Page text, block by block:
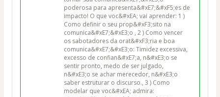
poderosa para apresenta&#xE7;&#xF5;es de
impacto! O que voc&#xEA; vai aprender: 1 )
Como definir o seu prop&#xF3;sito na
comunica&#xE7;&#xE3;o , 2 ) Como vencer
os sabotadores da orat&#xF3;ria e boa
comunica&#xE7;&#xE3;o: Timidez excessiva,
excesso de confian&#xE7;a, n&#xE3;o se
sentir pronto, medo de ser julgado,
n&#xE3;o se achar merecedor, n&#xE3;o
saber estruturar o discurso., 3 ) Como
modelar que voc&#xEA; admira: